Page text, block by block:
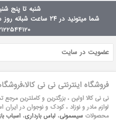
شنبه تا پنج شنبه 9 الی
شما میتونید در ۲۴ ساعت شبانه روز سفارشات خود را آنلاین ثبت کنید
فروشگاه اینترنتی نی نی
نی نی کالا اولین ، بزرگترین و کاملترین
لوازم مادر و نوزاد ، کودک و نوجوان در
محصولات سیسمونی، لباس بارداری، اسباب